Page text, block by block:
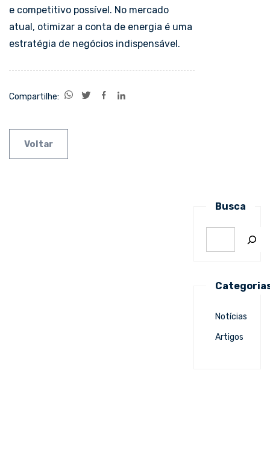
e competitivo possível. No mercado
atual, otimizar a conta de energia é uma
estratégia de negócios indispensável.
Compartilhe:
Voltar
Busca
Notícias
Artigos